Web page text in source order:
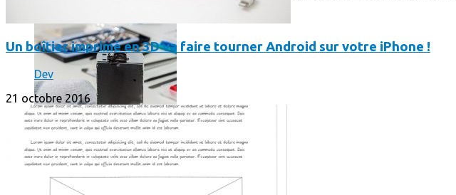
Un boîtier imprimé en 3D va faire tourner Android sur votre iPhone !
Dev
21 octobre 2016